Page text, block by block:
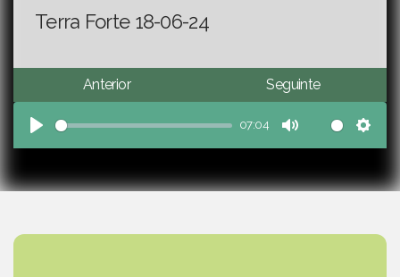
Terra Forte 18-06-24
Anterior Seguinte
Play
07:04
Mute